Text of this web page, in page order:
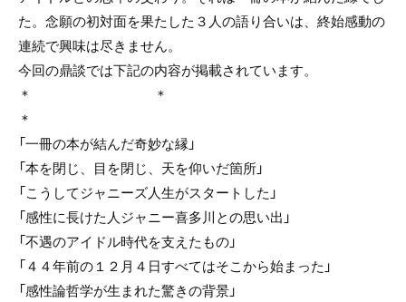
た。念願の初対面を果たした３人の語り合いは、終始感動の
連続で興味は尽きません。
今回の鼎談では下記の内容が掲載されています。
＊ ＊
＊
「一冊の本が結んだ奇妙な縁」
「本を閉じ、目を閉じ、天を仰いだ箇所」
「こうしてジャニーズ人生がスタートした」
「感性に長けた人ジャニー喜多川との思い出」
「不遇のアイドル時代を支えたもの」
「４４年前の１２月４日すべてはそこから始まった」
「感性論哲学が生まれた驚きの背景」